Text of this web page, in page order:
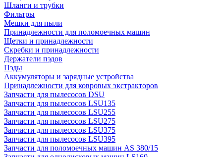
Шланги и трубки
Фильтры
Мешки для пыли
Принадлежности для поломоечных машин
Щетки и принадлежности
Скребки и принадлежности
Держатели пэдов
Пэды
Аккумуляторы и зарядные устройства
Принадлежности для ковровых экстракторов
Запчасти для пылесосов DSU
Запчасти для пылесосов LSU135
Запчасти для пылесосов LSU255
Запчасти для пылесосов LSU275
Запчасти для пылесосов LSU375
Запчасти для пылесосов LSU395
Запчасти для поломоечных машин AS 380/15